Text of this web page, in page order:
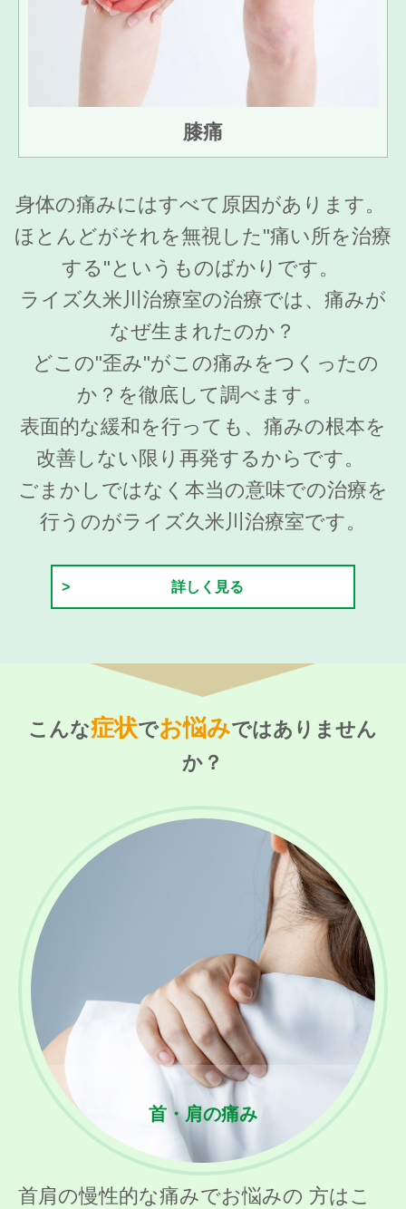
膝痛
身体の痛みにはすべて原因があります。
ほとんどがそれを無視した"痛い所を治療
する"というものばかりです。
ライズ久米川治療室の治療では、痛みが
なぜ生まれたのか？
どこの"歪み"がこの痛みをつくったの
か？を徹底して調べます。
表面的な緩和を行っても、痛みの根本を
改善しない限り再発するからです。
ごまかしではなく本当の意味での治療を
行うのがライズ久米川治療室です。
詳しく見る
こんな症状でお悩みではありません
か？
首・肩の痛み
首肩の慢性的な痛みでお悩みの 方はこ